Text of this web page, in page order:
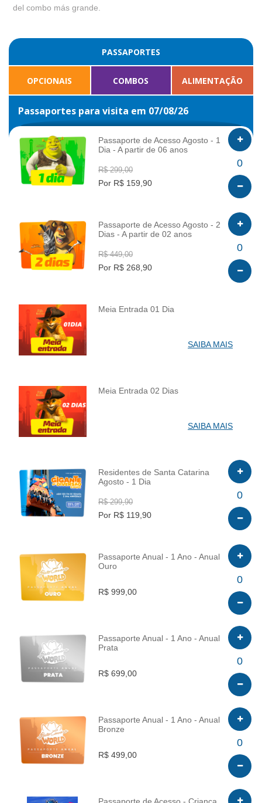
del combo más grande.
PASSAPORTES
OPCIONAIS COMBOS ALIMENTAÇÃO
Passaportes para visita em 07/08/26
INFO
Passaporte de Acesso Agosto - 1
Dia - A partir de 06 anos
R$ 299,00
Por R$ 159,90
0
INFO
Passaporte de Acesso Agosto - 2
Dias - A partir de 02 anos
R$ 449,00
Por R$ 268,90
0
INFO
Meia Entrada 01 Dia
SAIBA MAIS
INFO
Meia Entrada 02 Dias
SAIBA MAIS
INFO
Residentes de Santa Catarina
Agosto - 1 Dia
R$ 299,90
Por R$ 119,90
0
INFO
Passaporte Anual - 1 Ano - Anual
Ouro
R$ 999,00
0
INFO
Passaporte Anual - 1 Ano - Anual
Prata
R$ 699,00
0
INFO
Passaporte Anual - 1 Ano - Anual
Bronze
R$ 499,00
0